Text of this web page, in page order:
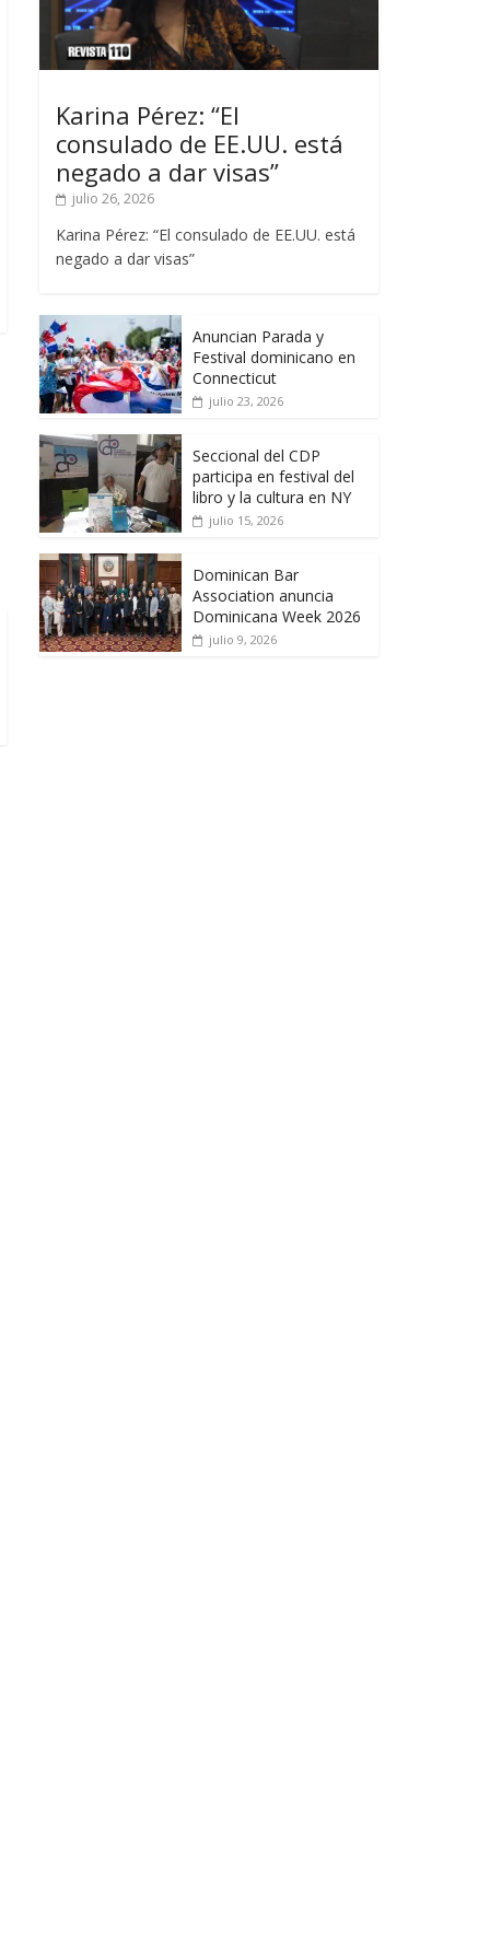
Karina Pérez: “El
consulado de EE.UU. está
negado a dar visas”
julio 26, 2026
Karina Pérez: “El consulado de EE.UU. está
negado a dar visas”
Anuncian Parada y
Festival dominicano en
Connecticut
julio 23, 2026
Seccional del CDP
participa en festival del
libro y la cultura en NY
julio 15, 2026
Dominican Bar
Association anuncia
Dominicana Week 2026
julio 9, 2026